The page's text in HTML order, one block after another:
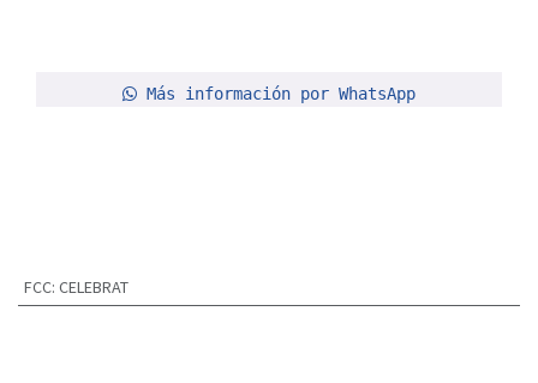
Más información por WhatsApp
FCC: CELEBRAT